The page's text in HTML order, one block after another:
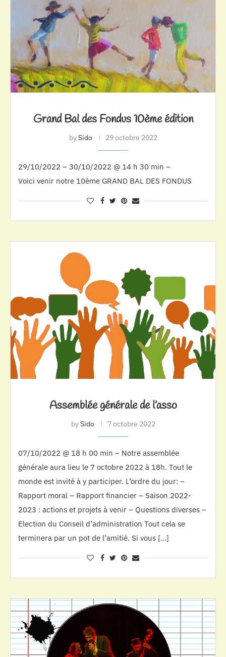
Grand Bal des Fondus 10ème édition
bySido 29 octobre 2022
29/10/2022 – 30/10/2022 @ 14 h 30 min –
Voici venir notre 10ème GRAND BAL DES FONDUS
Assemblée générale de l’asso
bySido 7 octobre 2022
07/10/2022 @ 18 h 00 min – Notre assemblée
générale aura lieu le 7 octobre 2022 à 18h. Tout le
monde est invité à y participer. L’ordre du jour: –
Rapport moral – Rapport financier – Saison 2022-
2023 : actions et projets à venir – Questions diverses –
Election du Conseil d’administration Tout cela se
terminera par un pot de l’amitié. Si vous […]